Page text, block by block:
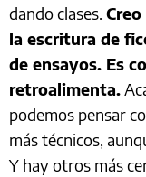
dando clases.
la escritura de
de ensayos. Es
retroalimenta.
podemos pensar
más técnicos,
Y hay otros más